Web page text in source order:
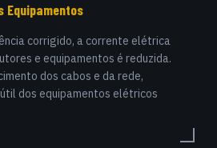
Equipamentos
corrigido, a corrente elétrica
e equipamentos é reduzida.
dos cabos e da rede,
dos equipamentos elétricos